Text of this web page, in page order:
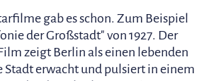
gab es schon. Zum Beispiel
der Großstadt" von 1927. Der
zeigt Berlin als einen lebenden
Stadt erwacht und pulsiert in einem